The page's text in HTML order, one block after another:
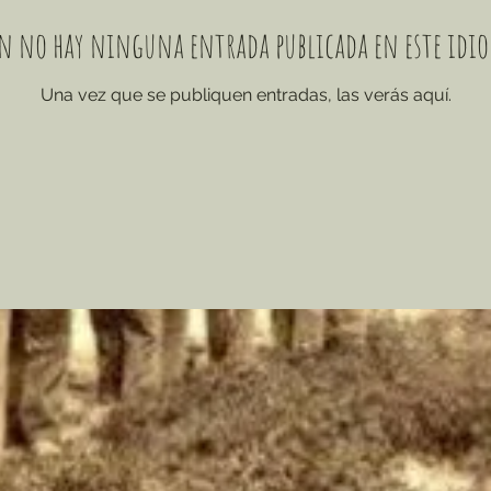
no hay ninguna entrada publicada en este
Una vez que se publiquen entradas, las verás aquí.